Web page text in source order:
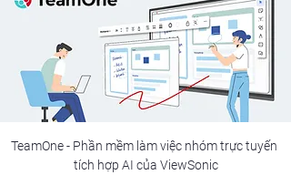
TeamOne - Phần mềm làm việc nhóm trực tuyến
tích hợp AI của ViewSonic